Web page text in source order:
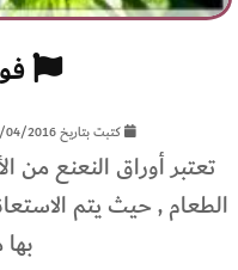
كتبت بتاريخ 08/04/2016
تعتبر أوراق النعنع من
الطعام , حيث يتم